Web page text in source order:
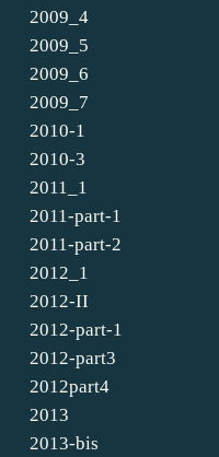
2009_4
2009_5
2009_6
2009_7
2010-1
2010-3
2011_1
2011-part-1
2011-part-2
2012_1
2012-II
2012-part-1
2012-part3
2012part4
2013
2013-bis